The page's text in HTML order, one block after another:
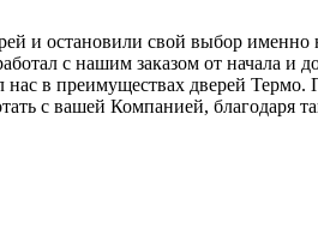
и остановили свой выбор
с нашим заказом от начала и
в преимуществах дверей Термо.
с вашей Компанией, благодаря